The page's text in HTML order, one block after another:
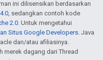
ini dilisensikan berdasarkan
, sedangkan contoh kode
2.0. Untuk mengetahui
Situs Google Developers. Java
dan/atau afiliasinya.
merek dagang dari Thread